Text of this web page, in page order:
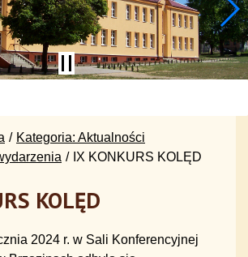
Kategoria: Aktualności
IX KONKURS KOLĘD
KOLĘD
2024 r. w Sali Konferencyjnej